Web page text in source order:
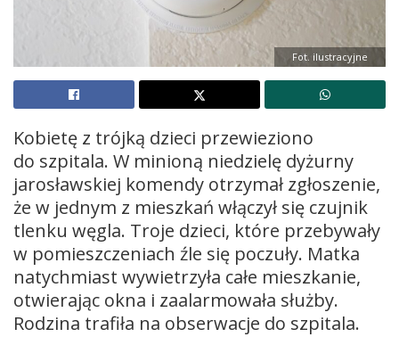
Fot. ilustracyjne
Kobietę z trójką dzieci przewieziono
do szpitala. W minioną niedzielę dyżurny
jarosławskiej komendy otrzymał zgłoszenie,
że w jednym z mieszkań włączył się czujnik
tlenku węgla. Troje dzieci, które przebywały
w pomieszczeniach źle się poczuły. Matka
natychmiast wywietrzyła całe mieszkanie,
otwierając okna i zaalarmowała służby.
Rodzina trafiła na obserwacje do szpitala.